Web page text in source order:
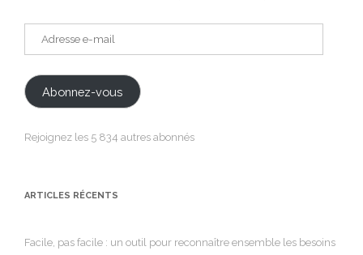
Abonnez-vous
Rejoignez les 5 834 autres abonnés
ARTICLES RÉCENTS
Facile, pas facile : un outil pour reconnaître ensemble les besoins